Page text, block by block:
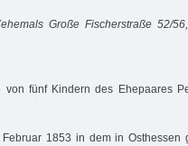
Große Fischerstraße 52/
fünf Kindern des Ehepaares
1853 in dem in Osthessen